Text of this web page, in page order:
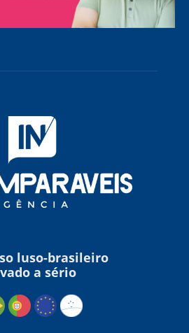
luso-brasileiro
a sério